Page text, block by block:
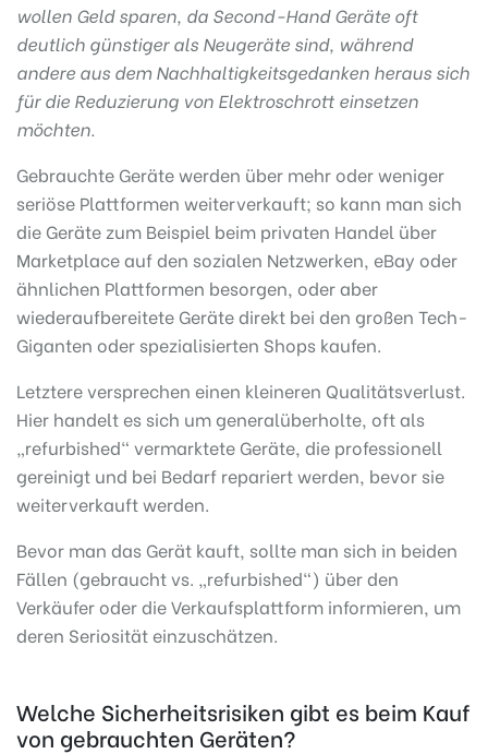
wollen Geld sparen, da Second-Hand Geräte oft
deutlich günstiger als Neugeräte sind, während
andere aus dem Nachhaltigkeitsgedanken heraus sich
für die Reduzierung von Elektroschrott einsetzen
möchten.
Gebrauchte Geräte werden über mehr oder weniger
seriöse Plattformen weiterverkauft; so kann man sich
die Geräte zum Beispiel beim privaten Handel über
Marketplace auf den sozialen Netzwerken, eBay oder
ähnlichen Plattformen besorgen, oder aber
wiederaufbereitete Geräte direkt bei den großen Tech-
Giganten oder spezialisierten Shops kaufen.
Letztere versprechen einen kleineren Qualitätsverlust.
Hier handelt es sich um generalüberholte, oft als
„refurbished“ vermarktete Geräte, die professionell
gereinigt und bei Bedarf repariert werden, bevor sie
weiterverkauft werden.
Bevor man das Gerät kauft, sollte man sich in beiden
Fällen (gebraucht vs. „refurbished“) über den
Verkäufer oder die Verkaufsplattform informieren, um
deren Seriosität einzuschätzen.
Welche Sicherheitsrisiken gibt es beim Kauf
von gebrauchten Geräten?